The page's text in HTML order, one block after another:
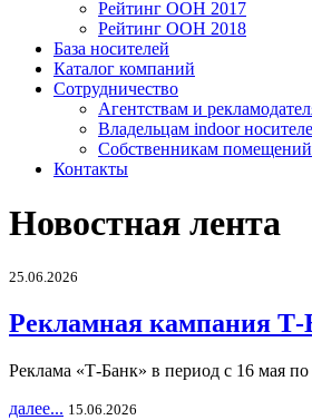
Рейтинг OOH 2017
Рейтинг OOH 2018
База носителей
Каталог компаний
Сотрудничество
Агентствам и
Владельцам indoor
Собственникам помещений
Контакты
Новостная лента
25.06.2026
Рекламная кампания Т-
Реклама «Т-Банк» в период с 16 мая
далее... 15.06.2026